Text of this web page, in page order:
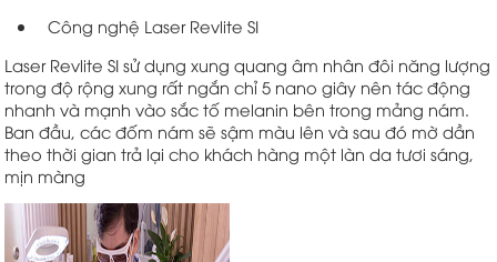
Công nghệ Laser Revlite SI
Laser Revlite SI sử dụng xung quang âm nhân đôi năng lượng
trong độ rộng xung rất ngắn chỉ 5 nano giây nên tác động
nhanh và mạnh vào sắc tố melanin bên trong mảng nám.
Ban đầu, các đốm nám sẽ sậm màu lên và sau đó mờ dần
theo thời gian trả lại cho khách hàng một làn da tươi sáng,
mịn màng